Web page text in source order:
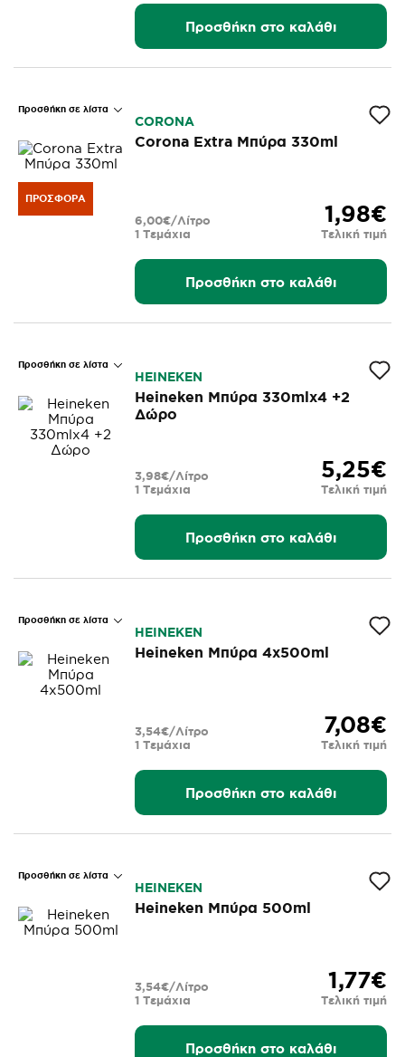
Προσθήκη στο καλάθι
Προσθήκη σε λίστα
ΠΡΟΣΦΟΡΆ
CORONA
Corona Extra Μπύρα 330ml
1,98€
Τελική τιμή
1 Τεμάχια
6,00€/Λίτρο
Προσθήκη στο καλάθι
Προσθήκη σε λίστα
HEINEKEN
Heineken Μπύρα 330mlx4 +2
Δώρο
5,25€
Τελική τιμή
1 Τεμάχια
3,98€/Λίτρο
Προσθήκη στο καλάθι
Προσθήκη σε λίστα
HEINEKEN
Heineken Μπύρα 4x500ml
7,08€
Τελική τιμή
1 Τεμάχια
3,54€/Λίτρο
Προσθήκη στο καλάθι
Προσθήκη σε λίστα
HEINEKEN
Heineken Μπύρα 500ml
1,77€
Τελική τιμή
1 Τεμάχια
3,54€/Λίτρο
Προσθήκη στο καλάθι